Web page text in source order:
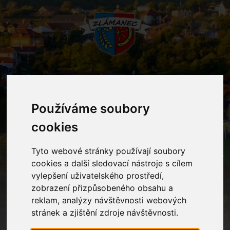
Používáme soubory
cookies
Tyto webové stránky používají soubory
cookies a další sledovací nástroje s cílem
vylepšení uživatelského prostředí,
zobrazení přizpůsobeného obsahu a
reklam, analýzy návštěvnosti webových
stránek a zjištění zdroje návštěvnosti.
Oznámení
Home Oznámení Projektová výuka
Projektová výuka